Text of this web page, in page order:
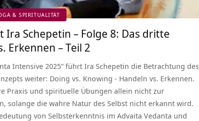
& SPIRITUALITÄT
Schepetin – Folge 8: Das dritte
Erkennen – Teil 2
Intensive 2025“ führt Ira Schepetin die Betrachtung des
weiter: Doing vs. Knowing - Handeln vs. Erkennen.
Praxis und spirituelle Übungen allein nicht zur
solange die wahre Natur des Selbst nicht erkannt wird.
von Selbsterkenntnis im Advaita Vedanta und